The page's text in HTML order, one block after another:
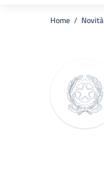
Home Novità